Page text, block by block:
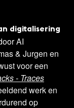
digitalisering
AI
& Jurgen en
voor een
- Traces
werk en
op